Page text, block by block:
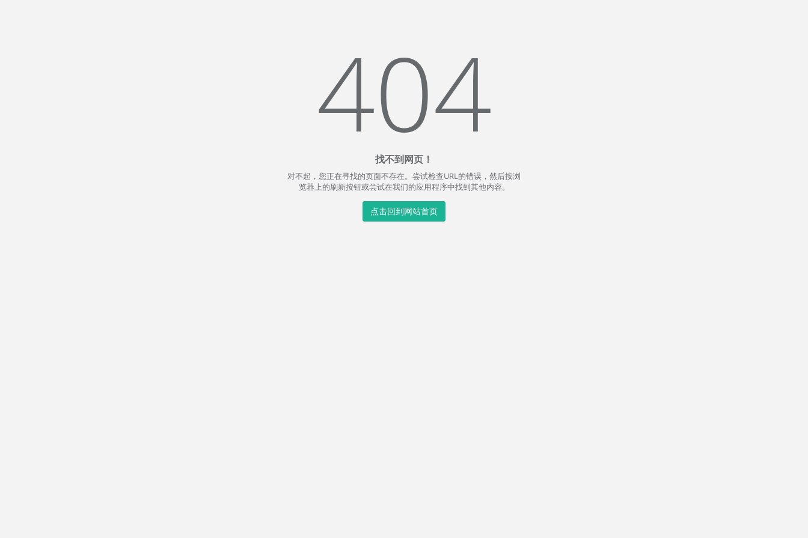
404
找不到网页！
对不起，您正在寻找的页面不存在。尝试检查URL的错误，然后按浏
览器上的刷新按钮或尝试在我们的应用程序中找到其他内容。
点击回到网站首页